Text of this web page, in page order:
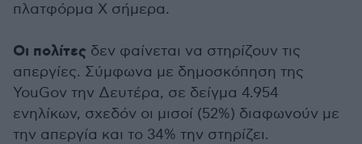
πλατφόρμα Χ σήμερα.
Οι πολίτες δεν φαίνεται να στηρίζουν τις
απεργίες. Σύμφωνα με δημοσκόπηση της
YouGov την Δευτέρα, σε δείγμα 4.954
ενηλίκων, σχεδόν οι μισοί (52%) διαφωνούν με
την απεργία και το 34% την στηρίζει.